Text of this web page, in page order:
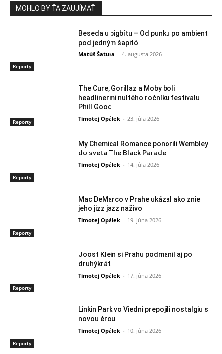
MOHLO BY ŤA ZAUJÍMAŤ
Reporty
Beseda u bigbítu – Od punku po ambient
pod jedným šapitó
Matúš Šatura - 4. augusta 2026
Reporty
The Cure, Gorillaz a Moby boli
headlinermi nultého ročníku festivalu
Phill Good
Timotej Opálek - 23. júla 2026
Reporty
My Chemical Romance ponorili Wembley
do sveta The Black Parade
Timotej Opálek - 14. júla 2026
Reporty
Mac DeMarco v Prahe ukázal ako znie
jeho jizz jazz naživo
Timotej Opálek - 19. júna 2026
Reporty
Joost Klein si Prahu podmanil aj po
druhýkrát
Timotej Opálek - 17. júna 2026
Reporty
Linkin Park vo Viedni prepojili nostalgiu s
novou érou
Timotej Opálek - 10. júna 2026